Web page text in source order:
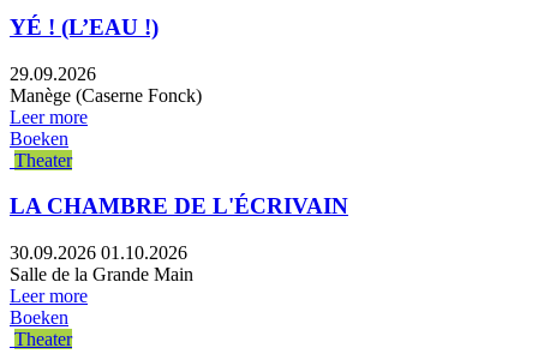
YÉ ! (L’EAU !)
29.09.2026
Manège (Caserne Fonck)
Leer more
Boeken
Theater
LA CHAMBRE DE L'ÉCRIVAIN
30.09.2026 01.10.2026
Salle de la Grande Main
Leer more
Boeken
Theater